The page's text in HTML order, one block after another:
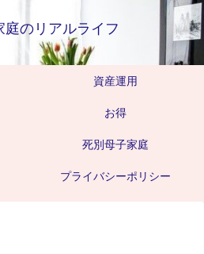
庭のリアルライフ
資産運用
お得
死別母子家庭
プライバシーポリシー